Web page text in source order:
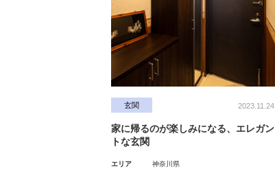
玄関 2023.11.24
家に帰るのが楽しみになる、エレガン
トな玄関
エリア 神奈川県